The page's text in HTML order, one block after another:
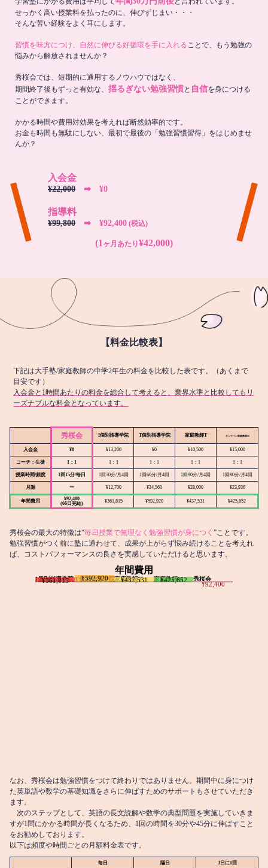
せっかく高い授業料を払ったのに、伸びずじまい・・・
そんな苦い経験をよく耳にします。
習慣を味方につけ、自然に伸びる好循環を手に入れることで、もう勉強の
悩みから解放されませんか？
秀桜会では、短期的に通用するノウハウではなく、
期間終了後もずっと有効な、 揺るぎない勉強習慣と 自信を身につける
ことができます。
かかる時間や費用対効果を考えれば断然効率的です。
お金も時間も無駄にしない、最初で最後の「勉強習慣習得」をはじめませ
んか？
入会金
¥22,000 ➡︎ ¥0
指導料
¥99,800 ➡︎ ¥92,400 (税込)
(1 ヶ月あたり¥42,000)
【料金比較表】
下記は大手塾/家庭教師の中学2年生の料金を比較した表です。（あくまで
目安です）
入会金と1時間あたりの料金を総合して考えると、業界水準と比較してもリ
ーズナブルな料金となっています。
秀桜会 I個別指導学院 T個別指導学院 家庭教師T オンライン家庭教師M
入会金 ¥0 ¥13,200 ¥0 ¥10,500 ¥15,000
コーチ：生徒 1：1 1：1 1：1 1：1 1：1
授業時間/頻度 1回15分/毎日 1回50分/月4回 1回60分/月4回 1回90分/月4回 1回80分/月4回
月謝 ー ¥12,700 ¥34,560 ¥28,000 ¥23,936
年間費用
¥92,400
(66日完結)
¥361,815 ¥592,920 ¥437,531 ¥425,652
秀桜会の最大の特徴は“毎日授業で無理なく勉強習慣が身につく ”ことです。
勉強習慣がつく前に塾に通わせて、成果が上がらず悩み続けることを考えれ
ば、コストパフォーマンスの良さを実感していただけると思います。
年間費用
I個別指導学院
¥361,815 T個別指導学院
¥592,920 家庭教師T
¥437,531 家庭教師M
¥425,652 秀桜会
¥92,400
なお、秀桜会は勉強習慣をつけて終わりではありません。期間中に身につけ
た英単語や数学の基礎知識をさらに伸ばすためのサポートもさせていただき
ます。
次のステップとして、英語の長文読解や数学の典型問題を実施していきま
すが1問にかかる時間が長くなるため、1回の時間を30分や45分に伸ばすこと
をお勧めしております。
以下は頻度や時間ごとの月額料金表です。
毎日 隔日 3日に1回